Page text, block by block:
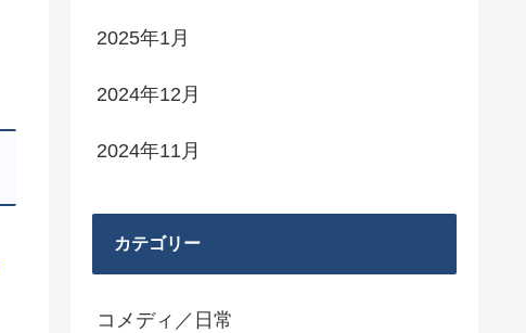
2025年1月
2024年12月
2024年11月
カテゴリー
コメディ／日常